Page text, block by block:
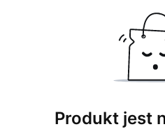
Produkt jest